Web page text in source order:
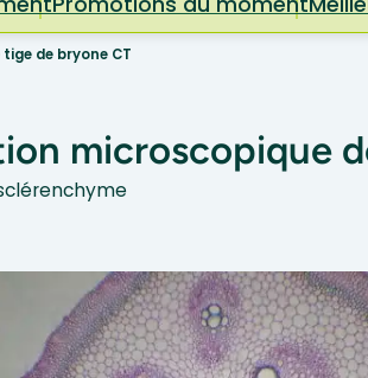
de bryone CT
microscopique